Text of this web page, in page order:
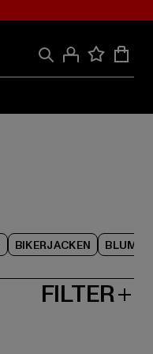
BIKERJACKEN
FILTER